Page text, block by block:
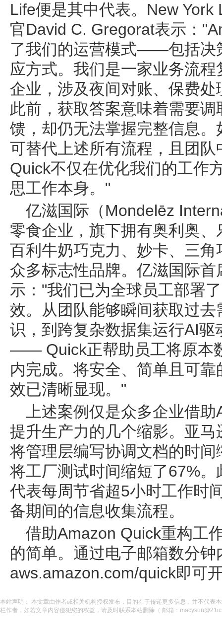
Life便是其中代表。New
官David C. Gregorat表示：
了我们的运营模式——包括决
应方式。我们是一家业务流
企业，涉及夜间对账、保费
此前，获取答案意味着需要
馈，却仍无法掌握完整信息
可替代上述所有流程，且团
Quick不仅在优化我们的工作
思工作本身。"
亿滋国际（Mondelēz
零食企业，旗下拥有奥利奥
百利牛奶巧克力、妙卡、三
众多标志性品牌。亿滋国际
示："我们已为全球员工部署
效。从团队能够瞬间获取过
识，到跨复杂数据集运行AI
—— Quick正帮助员工将原本
内完成。将安全、简单且可
效已清晰显现。"
上述案例仅是众多企业借
提升生产力的几个缩影。亚
将管理层编写协调文档的时
将工厂测试时间缩短了67%
代表每周节省超5小时工作时
备期间的信息收集流程。
借助Amazon Quick重构工
的简单。通过电子邮箱数分
aws.amazon.com/quick即可
本站声明： 本文章由作者或相关机构授权发布，目的在于传递更多信息，并不代表
栏作者，如若文章内容侵犯您的权益，请及时联系本站删除（ 邮箱：